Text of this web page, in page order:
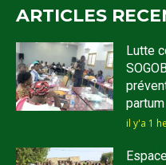
ARTICLES
Lutte
partum
il y'a 1